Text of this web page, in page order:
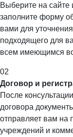
Выберите на сайте
заполните форму
вами для
подходящего для
всем имеющимся
02
Договор и
После
договора
отправляет вам на
учреждений и